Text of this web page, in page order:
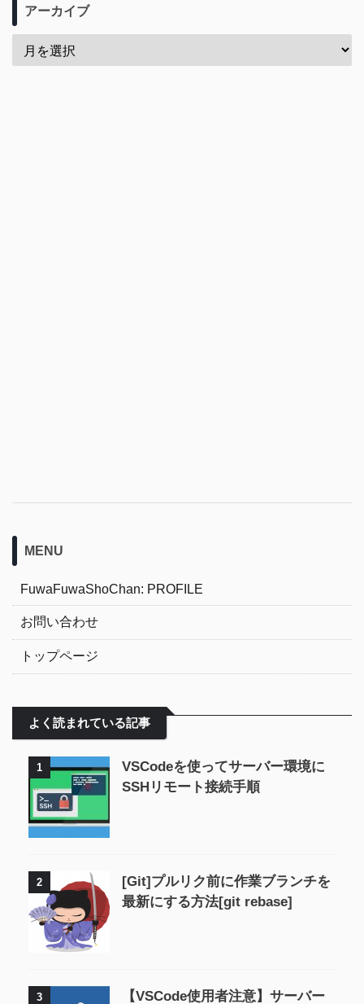
アーカイブ
MENU
FuwaFuwaShoChan: PROFILE
お問い合わせ
トップページ
よく読まれている記事
1
VSCodeを使ってサーバー環境に
SSHリモート接続手順
2
[Git]プルリク前に作業ブランチを
最新にする方法[git rebase]
3
【VSCode使用者注意】サーバー